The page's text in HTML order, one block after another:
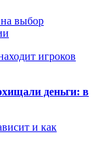
выбор
игроков
деньги: в
и как